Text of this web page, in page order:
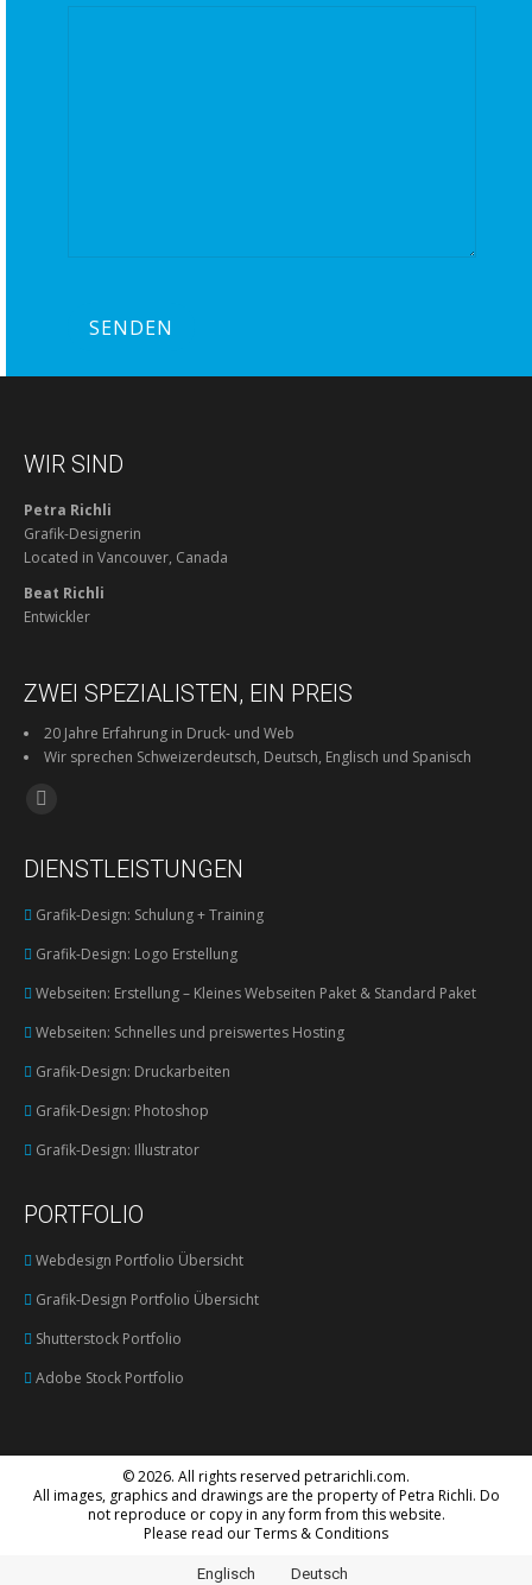
WIR SIND
Petra Richli
Grafik-Designerin
Located in Vancouver, Canada
Beat Richli
Entwickler
ZWEI SPEZIALISTEN, EIN PREIS
20 Jahre Erfahrung in Druck- und Web
Wir sprechen Schweizerdeutsch, Deutsch, Englisch und Spanisch
Finden Sie uns auf:
opens
in
DIENSTLEISTUNGEN
Grafik-Design: Schulung + Training
Grafik-Design: Logo Erstellung
Webseiten: Erstellung – Kleines Webseiten Paket & Standard Paket
Webseiten: Schnelles und preiswertes Hosting
Grafik-Design: Druckarbeiten
Grafik-Design: Photoshop
Grafik-Design: Illustrator
PORTFOLIO
Webdesign Portfolio Übersicht
Grafik-Design Portfolio Übersicht
Shutterstock Portfolio
Adobe Stock Portfolio
©2026. All rights reserved petrarichli.com.
All images, graphics and drawings are the property of Petra Richli. Do
not reproduce or copy in any form from this website.
Please read ourTerms & Conditions
Englisch Deutsch